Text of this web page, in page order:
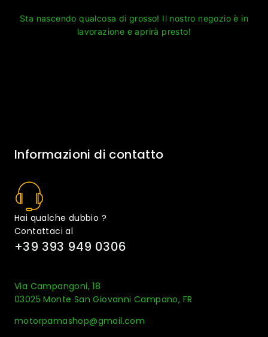
Sta nascendo qualcosa di grosso! Il nostro negozio è in
lavorazione e aprirà presto!
Informazioni di contatto
Hai qualche dubbio ?
Contattaci al
+39 393 949 0306
Via Campangoni, 18
03025 Monte San Giovanni Campano, FR
motorpamashop@gmail.com